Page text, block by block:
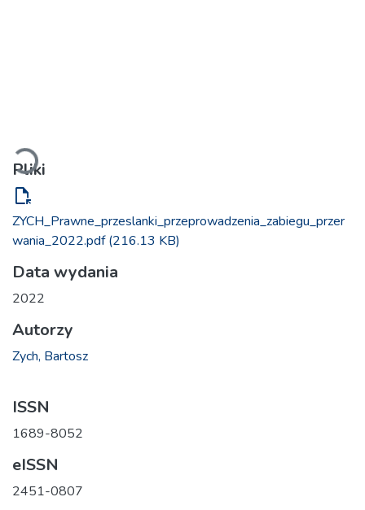
Ładowanie...
Pliki
file_open
ZYCH_Prawne_przeslanki_przeprowadzenia_zabiegu_przer
wania_2022.pdf(216.13 KB)
Data wydania
2022
Autorzy
Zych, Bartosz
ISSN
1689-8052
eISSN
2451-0807